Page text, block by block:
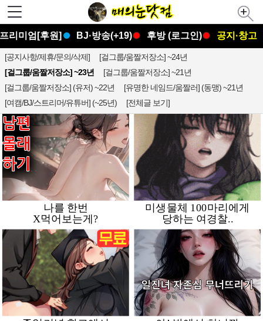
프리미엄[후원] BJ·방송(+19) 후방 (로그인) 공지·창고
[공지사항/제휴/문의/삭제]
[걸그룹/움짤저장소] ~24년
[걸그룹/움짤저장소] ~23년
[걸그룹/움짤저장소] ~21년
[걸그룹/움짤저장소] (유저) ~22년
[유명한 네임드/움짤러] (동맹) ~21년
[여캠/BJ/스트리머/유튜버] (~25년)
[전체글 보기]